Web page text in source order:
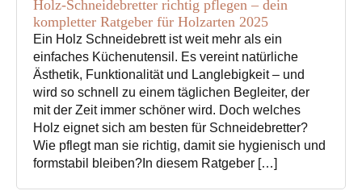
Holz-Schneidebretter richtig pflegen – dein
kompletter Ratgeber für Holzarten 2025
Ein Holz Schneidebrett ist weit mehr als ein
einfaches Küchenutensil. Es vereint natürliche
Ästhetik, Funktionalität und Langlebigkeit – und
wird so schnell zu einem täglichen Begleiter, der
mit der Zeit immer schöner wird. Doch welches
Holz eignet sich am besten für Schneidebretter?
Wie pflegt man sie richtig, damit sie hygienisch und
formstabil bleiben?In diesem Ratgeber […]